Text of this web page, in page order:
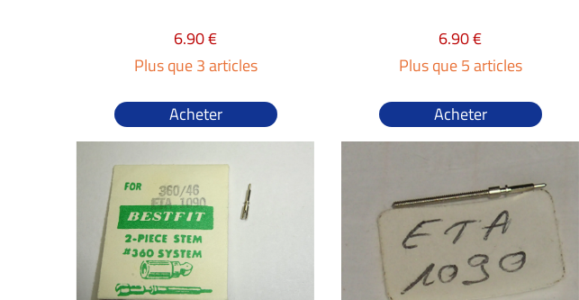
6.90 €
Plus que 3 articles
Acheter
6.90 €
Plus que 5 articles
Acheter